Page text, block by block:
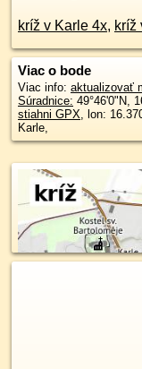
kríž v Karle 4x, kríž
Viac o bode
Viac info: aktualizovať
Súradnice: 49°46'0"N,
stiahni GPX, lon:
Karle,